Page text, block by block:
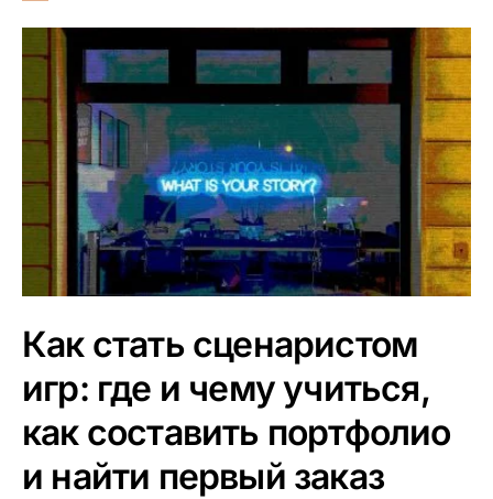
Как стать сценаристом
игр: где и чему учиться,
как составить портфолио
и найти первый заказ